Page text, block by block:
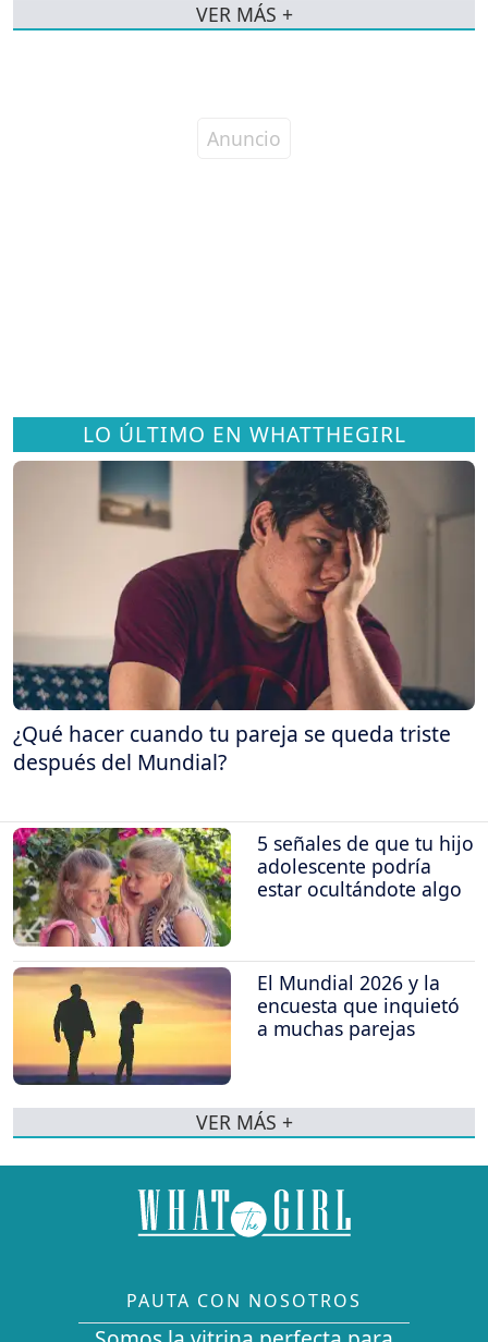
LO ÚLTIMO EN WHATTHEGIRL
¿Qué hacer cuando tu pareja se queda triste
después del Mundial?
5 señales de que tu hijo
adolescente podría
estar ocultándote algo
El Mundial 2026 y la
encuesta que inquietó
a muchas parejas
VER MÁS +
VER MÁS +
PAUTA CON NOSOTROS